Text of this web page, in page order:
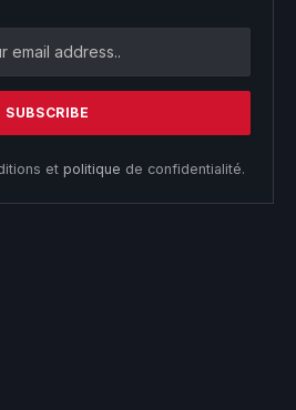
et politique de confidentialité.